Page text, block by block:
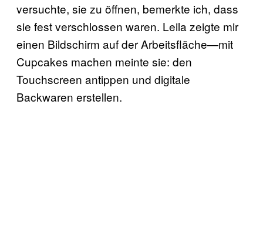
versuchte, sie zu öffnen, bemerkte ich, dass
sie fest verschlossen waren. Leila zeigte mir
einen Bildschirm auf der Arbeitsfläche—mit
Cupcakes machen meinte sie: den
Touchscreen antippen und digitale
Backwaren erstellen.